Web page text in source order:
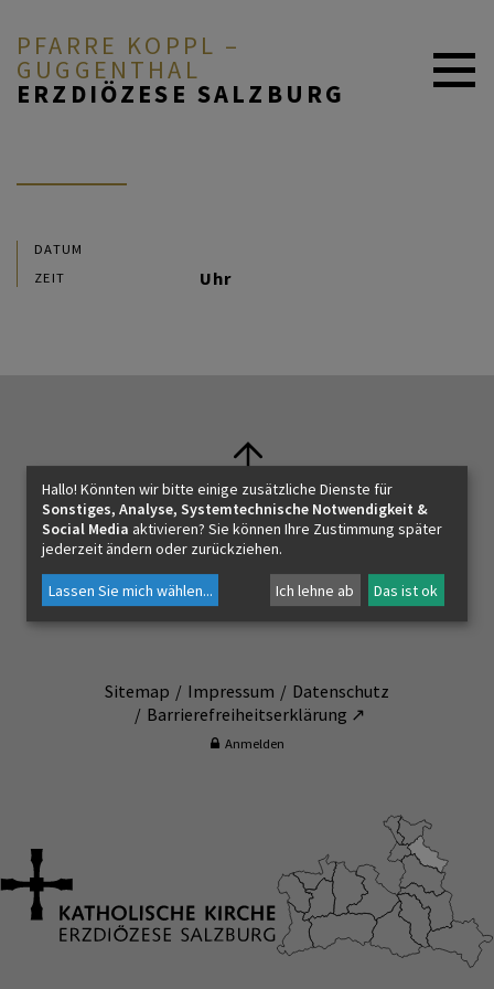
PFARRE KOPPL –
GUGGENTHAL
ERZDIÖZESE SALZBURG
GOTTEDIENSTORDNUNG
PFARRBRIEF
ZUKUNFT FÜR DEN LIBANON
KIRCHE AM WEG
DATUM
ZEIT
Uhr
Pfarramt Koppl Guggenthal
Poschensteinweg 4
5321 Koppl b. Salzburg
Sitemap Impressum
Datenschutz
Barrierefreiheitserklärung ↗
Anmelden
Hallo! Könnten wir bitte einige zusätzliche Dienste für
Sonstiges, Analyse, Systemtechnische Notwendigkeit &
Social Media aktivieren? Sie können Ihre Zustimmung später
jederzeit ändern oder zurückziehen.
Lassen Sie mich wählen... Ich lehne ab Das ist ok